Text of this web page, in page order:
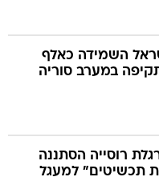
השמידה כאלף
במערב סוריה
רוסייה הסתננה
תכשיטים" למעגל